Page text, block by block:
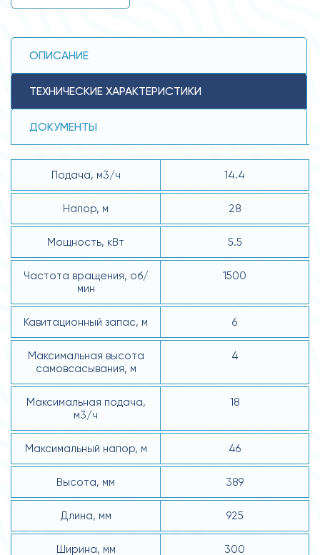
ОПИСАНИЕ
ТЕХНИЧЕСКИЕ ХАРАКТЕРИСТИКИ
ДОКУМЕНТЫ
Подача, м3/ч 14.4
Напор, м 28
Мощность, кВт 5.5
Частота вращения, об/
мин
1500
Кавитационный запас, м 6
Максимальная высота
самовсасывания, м
4
Максимальная подача,
м3/ч
18
Максимальный напор, м 46
Высота, мм 389
Длина, мм 925
Ширина, мм 300